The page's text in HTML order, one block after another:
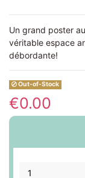
Un grand poster
véritable espace
débordante!
Out-of-Stock
€0.00